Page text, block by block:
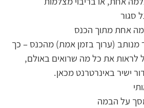
סגור
אחת מתוך הכנס
מנותב (ערוך בזמן אמת) מהכנס – כך
לראות את כל מה שרואים באולם,
ישיר באינרטרנט מכאן.
על הבמה